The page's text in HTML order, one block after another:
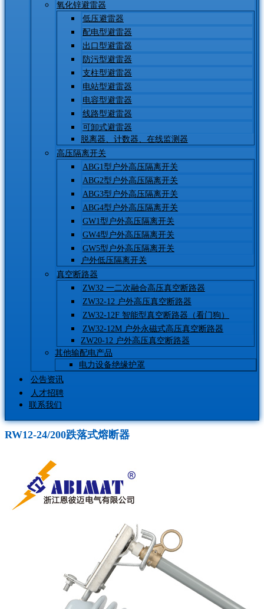
氧化锌避雷器
低压避雷器
配电型避雷器
出口型避雷器
防污型避雷器
支柱型避雷器
电站型避雷器
电容型避雷器
线路型避雷器
可卸式避雷器
脱离器、计数器、在线监测器
高压隔离开关
ABG1型户外高压隔离开关
ABG2型户外高压隔离开关
ABG3型户外高压隔离开关
ABG4型户外高压隔离开关
GW1型户外高压隔离开关
GW4型户外高压隔离开关
GW5型户外高压隔离开关
户外低压隔离开关
真空断路器
ZW32 一二次融合高压真空断路器
ZW32-12 户外高压真空断路器
ZW32-12F 智能型真空断路器（看门狗）
ZW32-12M 户外永磁式高压真空断路器
ZW20-12 户外高压真空断路器
其他输配电产品
电力设备绝缘护罩
公告资讯
人才招聘
联系我们
RW12-24/200跌落式熔断器